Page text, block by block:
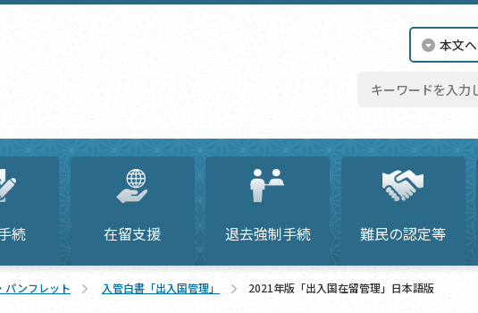
本文へ
続 在留支援 退去強制手続 難民の認定等
パンフレット 入管白書「出入国管理」 2021年版「出入国在留管理」日本語版